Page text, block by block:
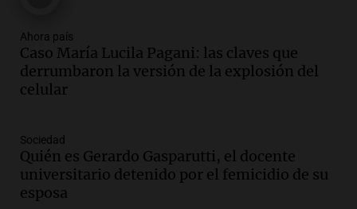
Audio.
El "Mono" de Kapanga
adelantó su show en Rosario.
Viva la Radio Rosario
Episodios
en suspenso a hombre por simular robo
de recaudación en San Luis
Panorama Federal
Episodios
Ahora país
Caso María Lucila Pagani: las claves que
derrumbaron la versión de la explosión del
celular
Sociedad
Quién es Gerardo Gasparutti, el docente
universitario detenido por el femicidio de su
esposa